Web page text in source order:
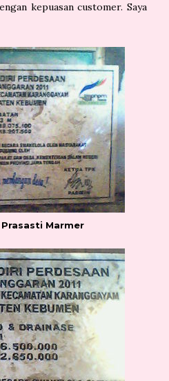
kepuasan customer. Saya
Marmer